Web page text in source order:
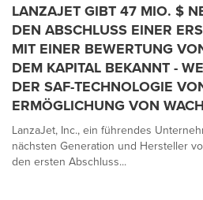
LANZAJET GIBT 47 MIO. $
DEN ABSCHLUSS EINER
MIT EINER BEWERTUNG
DEM KAPITAL BEKANNT -
DER SAF-TECHNOLOGIE
ERMÖGLICHUNG VON
LanzaJet, Inc., ein führendes
nächsten Generation und Hersteller
den ersten Abschluss...